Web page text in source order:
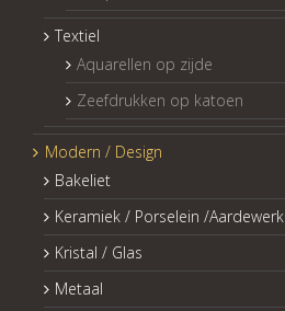
Textiel
Aquarellen op zijde
Zeefdrukken op katoen
Modern / Design
Bakeliet
Keramiek / Porselein /Aardewerk
Kristal / Glas
Metaal